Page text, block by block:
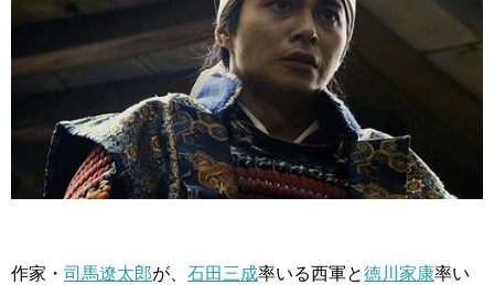
作家・ 司馬遼太郎が、 石田三成率いる西軍と徳川家康率い